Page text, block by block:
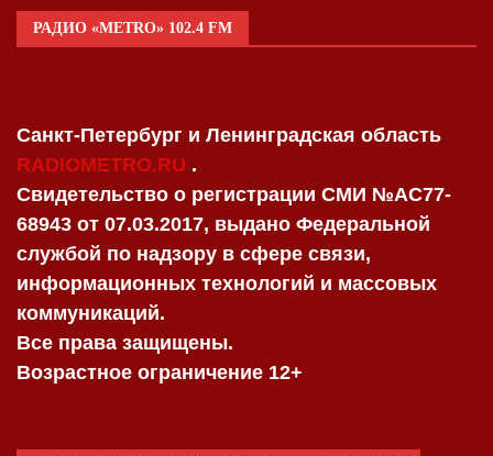
РАДИО «METRO» 102.4 FM
Санкт-Петербург и Ленинградская область
RADIOMETRO.RU .
Свидетельство о регистрации СМИ №AC77-
68943 от 07.03.2017, выдано Федеральной
службой по надзору в сфере связи,
информационных технологий и массовых
коммуникаций.
Все права защищены.
Возрастное ограничение 12+